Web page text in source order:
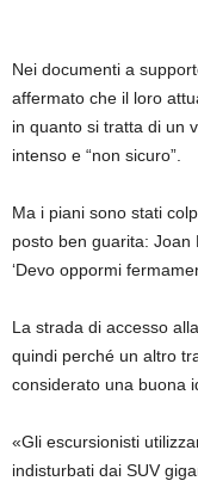
Nei documenti a
affermato che il loro
in quanto si tratta di un
intenso e “non sicuro”.
Ma i piani sono stati
posto ben guarita: Joan
‘Devo oppormi
La strada di accesso
quindi perché un altro
considerato una buona
«Gli escursionisti
indisturbati dai SUV